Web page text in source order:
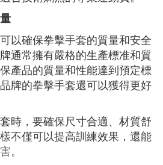
以確保拳擊手套的質量和安全
通常擁有嚴格的生產標准和質
產品的質量和性能達到預定標
牌的拳擊手套還可以獲得更好
時，要確保尺寸合適、材質舒
不僅可以提高訓練效果，還能
。